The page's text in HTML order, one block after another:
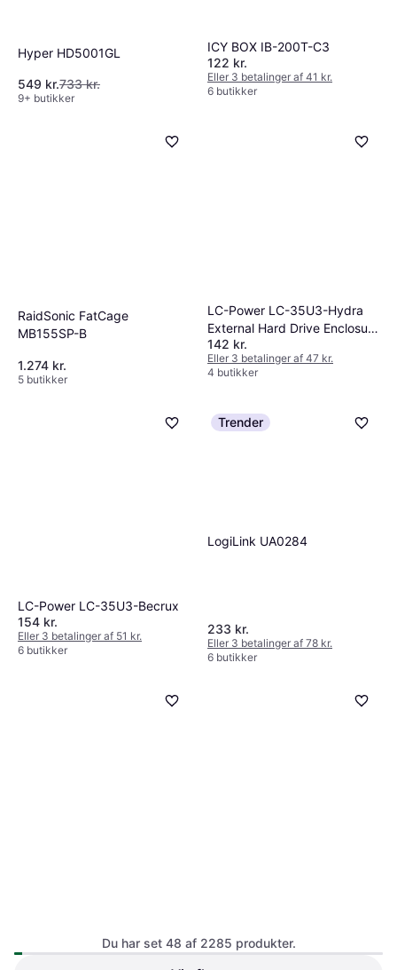
Hyper HD5001GL
549 kr.733 kr.
9+ butikker
ICY BOX IB-200T-C3
122 kr.
Eller 3 betalinger af 41 kr.
6 butikker
RaidSonic FatCage
MB155SP-B
1.274 kr.
5 butikker
LC-Power LC-35U3-Hydra
External Hard Drive Enclosure
3.5" SATAIII to USB 3.0
142 kr.
Eller 3 betalinger af 47 kr.
4 butikker
LC-Power LC-35U3-Becrux
154 kr.
Eller 3 betalinger af 51 kr.
6 butikker
Trender
LogiLink UA0284
233 kr.
Eller 3 betalinger af 78 kr.
6 butikker
Du har set 48 af 2285 produkter.